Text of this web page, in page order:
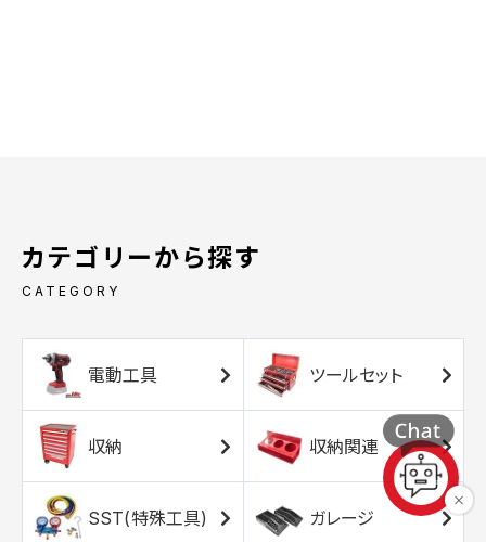
カテゴリーから探す
CATEGORY
電動工具 ツールセット
収納 収納関連
SST(特殊工具) ガレージ